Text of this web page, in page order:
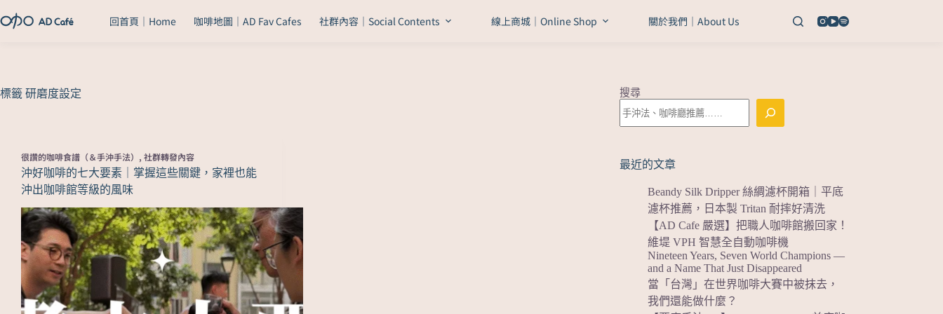
回首頁｜Home 咖啡地圖｜AD Fav Cafes 社群內容｜Social Contents 線上商城｜Online Shop 關於我們｜About Us
標籤 研磨度設定
很讚的咖啡食譜（＆手沖手法） , 社群轉發內容
沖好咖啡的七大要素｜掌握這些關鍵，家裡也能
沖出咖啡館等級的風味
搜尋
最近的文章
Beandy Silk Dripper 絲綢濾杯開箱｜平底
濾杯推薦，日本製 Tritan 耐摔好清洗
【AD Cafe 嚴選】把職人咖啡館搬回家！
維堤 VPH 智慧全自動咖啡機
Nineteen Years, Seven World Champions —
and a Name That Just Disappeared
當「台灣」在世界咖啡大賽中被抹去，
我們還能做什麼？